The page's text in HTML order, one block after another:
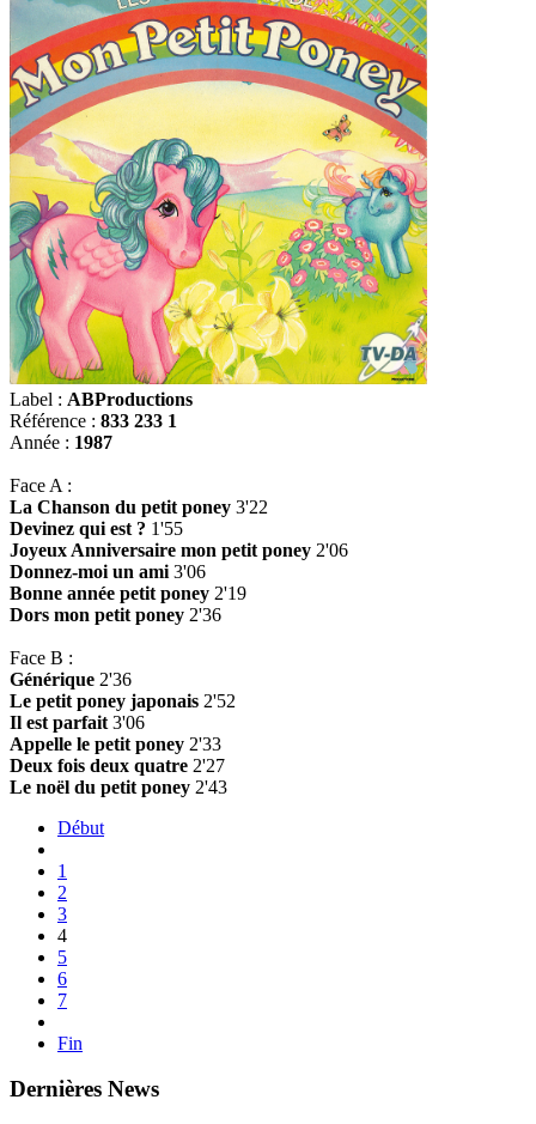
Label : ABProductions
Référence : 833 233 1
Année : 1987
Face A :
La Chanson du petit poney 3'22
Devinez qui est ? 1'55
Joyeux Anniversaire mon petit poney 2'06
Donnez-moi un ami 3'06
Bonne année petit poney 2'19
Dors mon petit poney 2'36
Face B :
Générique 2'36
Le petit poney japonais 2'52
Il est parfait 3'06
Appelle le petit poney 2'33
Deux fois deux quatre 2'27
Le noël du petit poney 2'43
Début
1
2
3
4
5
6
7
Fin
Dernières News